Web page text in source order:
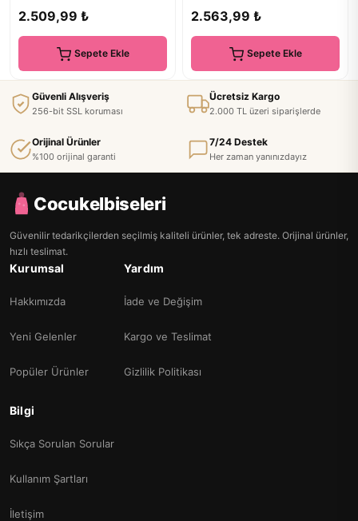
2.509,99 ₺
Sepete Ekle
2.563,99 ₺
Sepete Ekle
Güvenli Alışveriş
256-bit SSL koruması
Ücretsiz Kargo
2.000 TL üzeri siparişlerde
Orijinal Ürünler
%100 orijinal garanti
7/24 Destek
Her zaman yanınızdayız
Cocukelbiseleri
Güvenilir tedarikçilerden seçilmiş kaliteli ürünler, tek adreste. Orijinal ürünler,
hızlı teslimat.
Kurumsal
Hakkımızda
Yeni Gelenler
Popüler Ürünler
Yardım
İade ve Değişim
Kargo ve Teslimat
Gizlilik Politikası
Bilgi
Sıkça Sorulan Sorular
Kullanım Şartları
İletişim